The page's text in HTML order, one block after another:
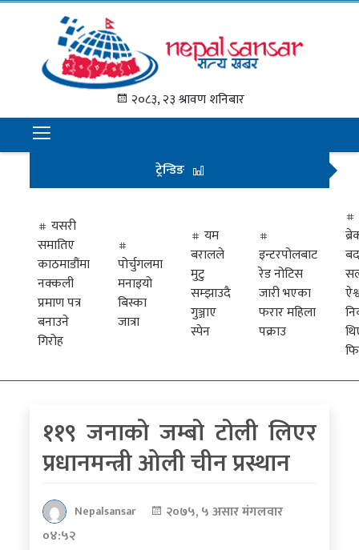
२०८३, २३ श्रावण शनिबार
समाचार
राजनीति
अन्तराष्ट्रिय
अर्थ
मनोरञ्जन
प्रवास
खेलकुद
पत्रपत्रिकाबाट
ट्रेन्डिङ
यसरी
समातिए
काठमाडौंमा
नक्कली
प्रमाण पत्र
बनाउने
गिरोह
पोर्चुगलमा
मनाइयो
बिस्का
जात्रा
यम
बरालले
मुटु
सम्झाउदै
गुञ्जाए
स्पेन
इन्टरपोलबाट
रेड नोटिस
जारी भएका
फरार महिला
पक्राउ
११९ जनाको जम्बो टोली लिएर
प्रधानमन्त्री ओली चीन प्रस्थान
Nepalsansar
२०७५, ५ असार मंगलवार
०४:५२